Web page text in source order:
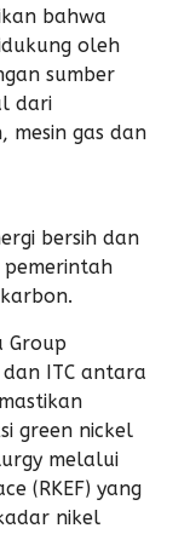
bahwa
oleh
sumber
dari
mesin gas dan
bersih dan
Group
ITC antara
green nickel
melalui
(RKEF) yang
nikel